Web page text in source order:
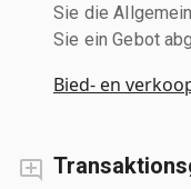
Sie die
Sie ein Gebot
Bied- en